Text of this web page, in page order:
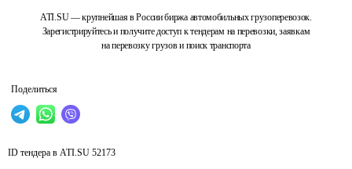
ATI.SU — крупнейшая в России биржа автомобильных грузоперевозок.
Зарегистрируйтесь и получите доступ к тендерам на перевозки, заявкам
на перевозку грузов и поиск транспорта
Поделиться
ID тендера в ATI.SU 52173